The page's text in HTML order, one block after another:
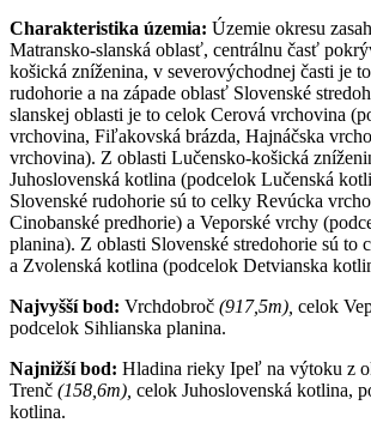
Charakteristika územia: Územie okresu
Matransko-slanská oblasť, centrálnu časť
košická zníženina, v severovýchodnej časti je
rudohorie a na západe oblasť Slovenské
slanskej oblasti je to celok Cerová vrchovina
vrchovina, Fiľakovská brázda, Hajnáčska
vrchovina). Z oblasti Lučensko-košická
Juhoslovenská kotlina (podcelok Lučenská
Slovenské rudohorie sú to celky Revúcka
Cinobanské predhorie) a Veporské vrchy
planina). Z oblasti Slovenské stredohorie sú to
a Zvolenská kotlina (podcelok Detvianska
Najvyšší bod: Vrchdobroč (917,5m), celok
podcelok Sihlianska planina.
Najnižší bod: Hladina rieky Ipeľ na výtoku z
Trenč (158,6m), celok Juhoslovenská kotlina,
kotlina.